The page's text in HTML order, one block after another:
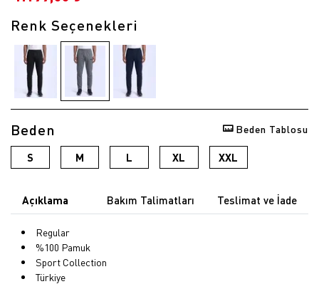
Renk Seçenekleri
Beden Beden Tablosu
S M L XL XXL
Açıklama Bakım Talimatları Teslimat ve İade
Regular
%100 Pamuk
Sport Collection
Türkiye